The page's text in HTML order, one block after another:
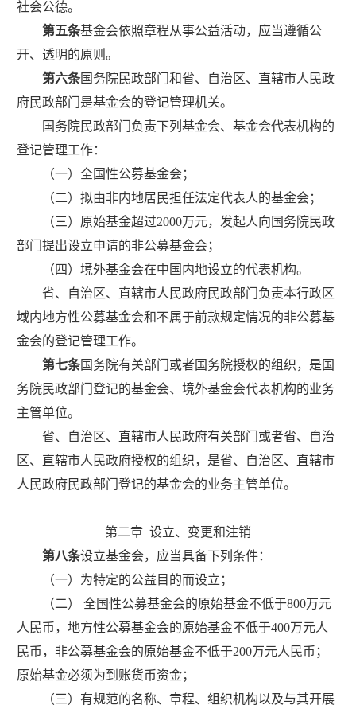
社会公德。
第五条基金会依照章程从事公益活动，应当遵循公
开、透明的原则。
第六条国务院民政部门和省、自治区、直辖市人民政
府民政部门是基金会的登记管理机关。
国务院民政部门负责下列基金会、基金会代表机构的
登记管理工作：
（一）全国性公募基金会；
（二）拟由非内地居民担任法定代表人的基金会；
（三）原始基金超过2000万元，发起人向国务院民政
部门提出设立申请的非公募基金会；
（四）境外基金会在中国内地设立的代表机构。
省、自治区、直辖市人民政府民政部门负责本行政区
域内地方性公募基金会和不属于前款规定情况的非公募基
金会的登记管理工作。
第七条国务院有关部门或者国务院授权的组织，是国
务院民政部门登记的基金会、境外基金会代表机构的业务
主管单位。
省、自治区、直辖市人民政府有关部门或者省、自治
区、直辖市人民政府授权的组织，是省、自治区、直辖市
人民政府民政部门登记的基金会的业务主管单位。
第二章 设立、变更和注销
第八条设立基金会，应当具备下列条件：
（一）为特定的公益目的而设立；
（二） 全国性公募基金会的原始基金不低于800万元
人民币，地方性公募基金会的原始基金不低于400万元人
民币，非公募基金会的原始基金不低于200万元人民币；
原始基金必须为到账货币资金；
（三）有规范的名称、章程、组织机构以及与其开展